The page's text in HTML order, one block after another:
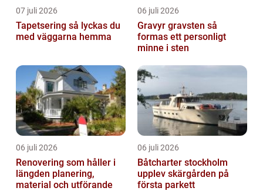
07 juli 2026
Tapetsering så lyckas du
med väggarna hemma
06 juli 2026
Gravyr gravsten så
formas ett personligt
minne i sten
06 juli 2026
Renovering som håller i
längden planering,
material och utförande
06 juli 2026
Båtcharter stockholm
upplev skärgården på
första parkett